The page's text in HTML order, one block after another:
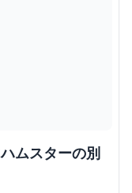
ムスターの別